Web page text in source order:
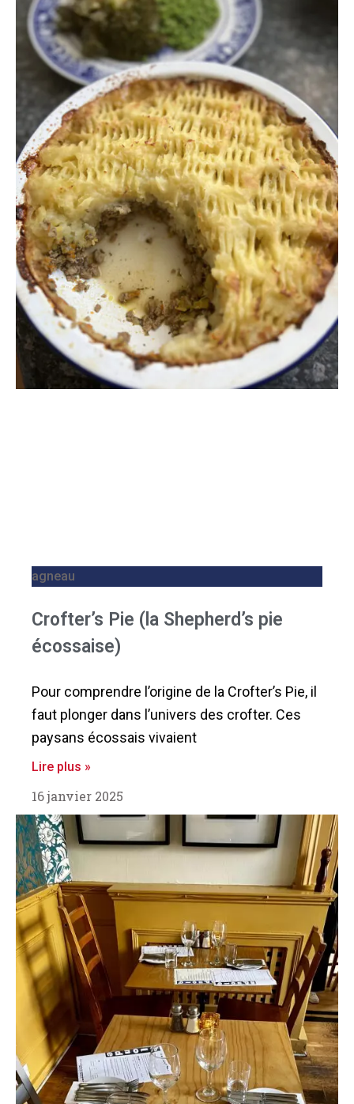
agneau
Crofter’s Pie (la Shepherd’s pie
écossaise)
Pour comprendre l’origine de la Crofter’s Pie, il
faut plonger dans l’univers des crofter. Ces
paysans écossais vivaient
Lire plus »
16 janvier 2025